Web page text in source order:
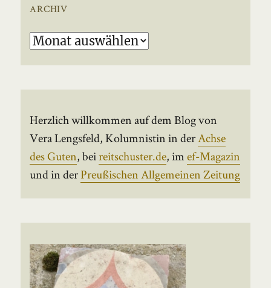
ARCHIV
Archiv
Herzlich willkommen auf dem Blog von
Vera Lengsfeld, Kolumnistin in derAchse
des Guten, beireitschuster.de, imef-Magazin
und in derPreußischen Allgemeinen Zeitung